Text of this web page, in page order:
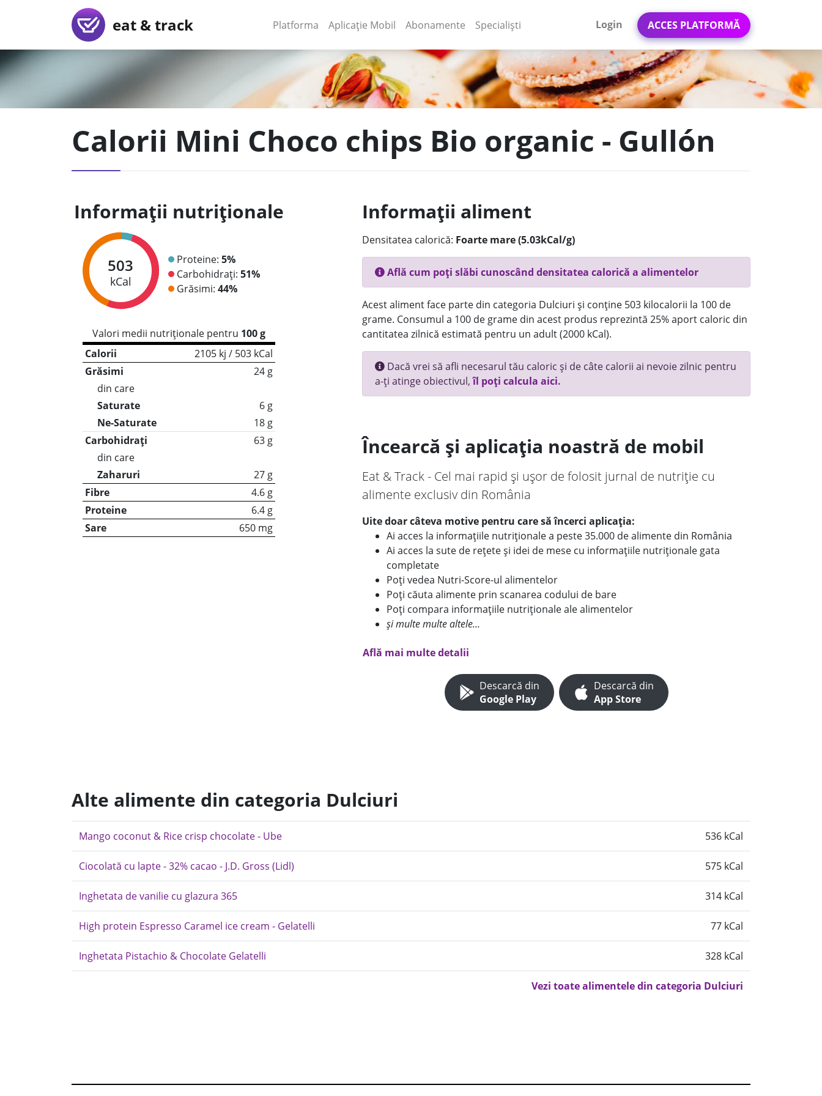
eat & track Platforma (current)
Aplicație Mobil (current)
Abonamente Specialiști Login ACCES PLATFORMĂ
Calorii Mini Choco chips Bio organic - Gullón
Informații nutriționale
503
kCal
Proteine: 5%
Carbohidrați: 51%
Grăsimi: 44%
Valori medii nutriționale pentru 100 g
Calorii
2105 kj / 503 kCal
Grăsimi
24 g
din care
Saturate
6 g
Ne-Saturate
18 g
Carbohidrați
63 g
din care
Zaharuri
27 g
Fibre
4.6 g
Proteine
6.4 g
Sare
650 mg
Informații aliment
Densitatea calorică: Foarte mare (5.03kCal/g)
Află cum poți slăbi cunoscând densitatea calorică a alimentelor
Acest aliment face parte din categoria Dulciuri și conține 503 kilocalorii la 100 de
grame. Consumul a 100 de grame din acest produs reprezintă 25% aport caloric din
cantitatea zilnică estimată pentru un adult (2000 kCal).
Dacă vrei să afli necesarul tău caloric și de câte calorii ai nevoie zilnic pentru
a-ți atinge obiectivul,îl poți calcula aici.
Încearcă și aplicația noastră de mobil
Eat & Track - Cel mai rapid și ușor de folosit jurnal de nutriție cu
alimente exclusiv din România
Uite doar câteva motive pentru care să încerci aplicația:
Ai acces la informațiile nutriționale a peste 35.000 de alimente din România
Ai acces la sute de rețete și idei de mese cu informațiile nutriționale gata
completate
Poți vedea Nutri-Score-ul alimentelor
Poți căuta alimente prin scanarea codului de bare
Poți compara informațiile nutriționale ale alimentelor
și multe multe altele...
Află mai multe detalii
Descarcă din
Google Play
Descarcă din
App Store
Alte alimente din categoria Dulciuri
Mango coconut & Rice crisp chocolate - Ube 536 kCal
Ciocolată cu lapte - 32% cacao - J.D. Gross (Lidl) 575 kCal
Inghetata de vanilie cu glazura 365 314 kCal
High protein Espresso Caramel ice cream - Gelatelli 77 kCal
Inghetata Pistachio & Chocolate Gelatelli 328 kCal
Vezi toate alimentele din categoria Dulciuri